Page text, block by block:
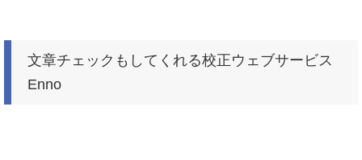
文章チェックもしてくれる校正ウェブサービス
Enno